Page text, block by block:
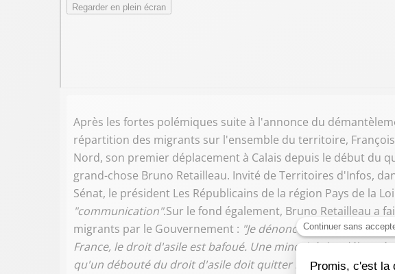
Après les fortes polémiques suite à l'annonce du
répartition des migrants sur l'ensemble du territoire,
Nord, son premier déplacement à Calais depuis le début du
grand-chose Bruno Retailleau. Invité de Territoires d'Infos,
Sénat, le président Les Républicains de la région Pays de la
"communication".Sur le fond également, Bruno Retailleau a
migrants par le Gouvernement : "Je dénonce cette politique
France, le droit d'asile est bafoué. Une minorité des
qu'un débouté du droit d'asile doit quitter le territoire